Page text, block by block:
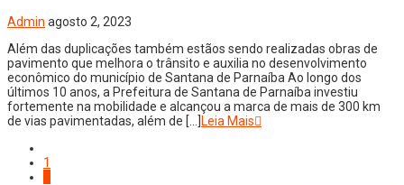
Admin agosto 2, 2023
Além das duplicações também estãos sendo realizadas obras de
pavimento que melhora o trânsito e auxilia no desenvolvimento
econômico do município de Santana de Parnaíba Ao longo dos
últimos 10 anos, a Prefeitura de Santana de Parnaíba investiu
fortemente na mobilidade e alcançou a marca de mais de 300 km
de vias pavimentadas, além de […]
Leia Mais
1